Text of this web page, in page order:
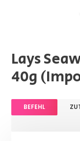
Lays
40g
BEFEHL